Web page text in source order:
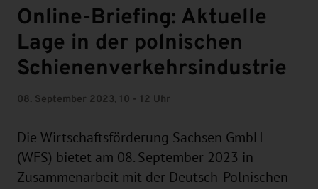
Online-Briefing: Aktuelle
Lage in der polnischen
Schienenverkehrsindustrie
08. September 2023, 10 - 12 Uhr
Die Wirtschaftsförderung Sachsen GmbH
(WFS) bietet am 08. September 2023 in
Zusammenarbeit mit der Deutsch-Polnischen